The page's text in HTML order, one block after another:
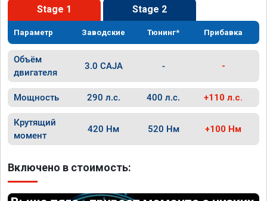
Stage 1 Stage 2
Параметр Заводские Тюнинг* Прибавка
Объём
двигателя
3.0 CAJA - -
Мощность 290 л.с. 400 л.с. +110 л.с.
Крутящий
момент
420 Нм 520 Нм +100 Нм
Включено в стоимость: